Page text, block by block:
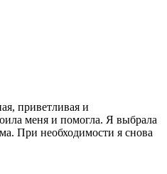
приветливая и
меня и помогла. Я выбрала
При необходимости я снова